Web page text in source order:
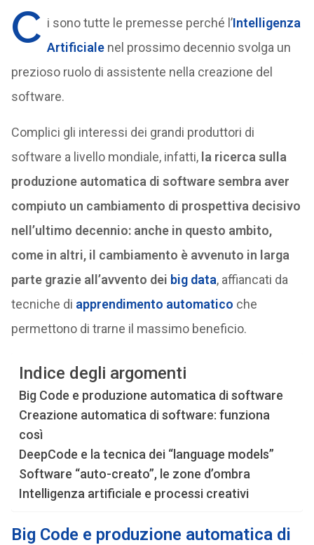
C i sono tutte le premesse perché l’Intelligenza
Artificialenel prossimo decennio svolga un
prezioso ruolo di assistente nella creazione del
software.
Complici gli interessi dei grandi produttori di
software a livello mondiale, infatti, la ricerca sulla
produzione automatica di software sembra aver
compiuto un cambiamento di prospettiva decisivo
nell’ultimo decennio: anche in questo ambito,
come in altri, il cambiamento è avvenuto in larga
parte grazie all’avvento dei big data, affiancati da
tecniche di apprendimento automatico che
permettono di trarne il massimo beneficio.
Indice degli argomenti
Big Code e produzione automatica di software
Creazione automatica di software: funziona
così
DeepCode e la tecnica dei “language models”
Software “auto-creato”, le zone d’ombra
Intelligenza artificiale e processi creativi
Big Code e produzione automatica di